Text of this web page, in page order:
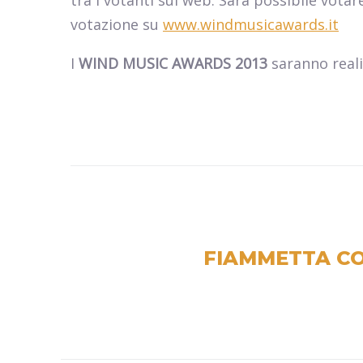
votazione su www.windmusicawards.it
I WIND MUSIC AWARDS 2013 saranno
FIAMMETTA